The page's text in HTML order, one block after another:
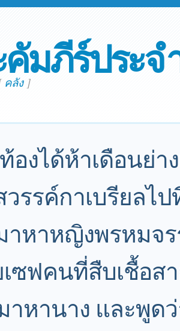
มภีร์ประจ
คลัง]
องได้ห้าเดือนย่า
รรค์กาเบรียลไ
หาหญิงพรหมจร
ซฟคนที่สืบเชื้อส
หานาง และพูด